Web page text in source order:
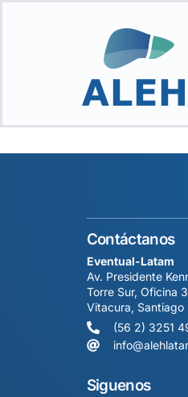
Contáctanos
Eventual-Latam
Av. Presidente
Torre Sur, Oficina
Vitacura, Santiago
(56 2) 3251
Siguenos